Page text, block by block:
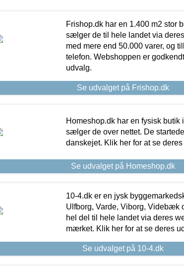
Frishop.dk har en 1.400 m2 stor
sælger de til hele landet via
med mere end 50.000 varer, og
telefon. Webshoppen er
udvalg.
Se udvalget på Frishop.dk
Homeshop.dk har en fysisk
sælger de over nettet. De
danskejet. Klik her for at se
Se udvalget på Homeshop.dk
10-4.dk er en jysk
Ulfborg, Varde, Viborg, Videbæk
hel del til hele landet via deres
mærket. Klik her for at se deres
Se udvalget på 10-4.dk